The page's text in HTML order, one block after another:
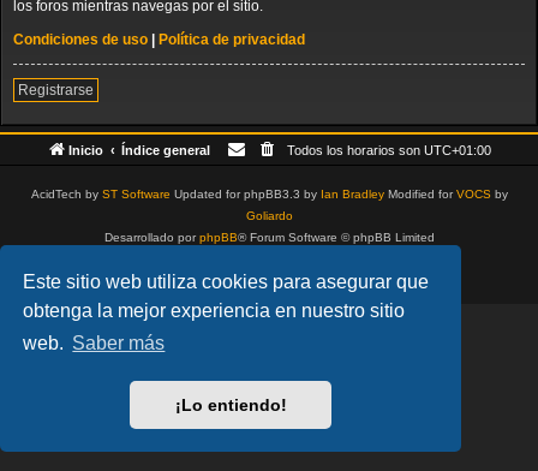
Este sitio web utiliza cookies para asegurar que
obtenga la mejor experiencia en nuestro sitio
web. Saber más
¡Lo entiendo!
los foros mientras navegas por el sitio.
Condiciones de uso
Política de privacidad
Registrarse
Inicio Índice general Todos los horarios son UTC+01:00
AcidTech by ST Software Updated for phpBB3.3 by Ian BradleyModified forVOCSby
Goliardo
Desarrollado porphpBB® Forum Software © phpBB Limited
Privacidad| Condiciones